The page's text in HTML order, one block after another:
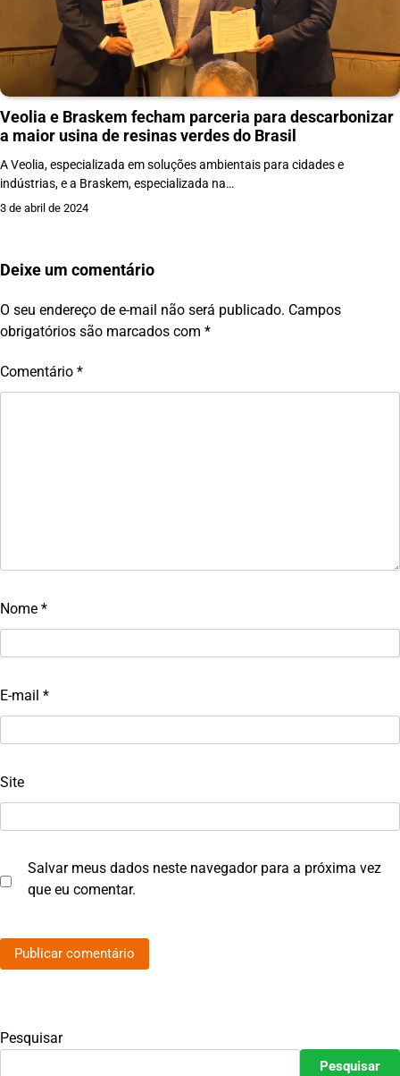
Veolia e Braskem fecham parceria para descarbonizar
a maior usina de resinas verdes do Brasil
A Veolia, especializada em soluções ambientais para cidades e
indústrias, e a Braskem, especializada na…
3 de abril de 2024
Deixe um comentário
O seu endereço de e-mail não será publicado. Campos
obrigatórios são marcados com *
Comentário *
Nome *
E-mail *
Site
Salvar meus dados neste navegador para a próxima vez
que eu comentar.
Pesquisar
Pesquisar